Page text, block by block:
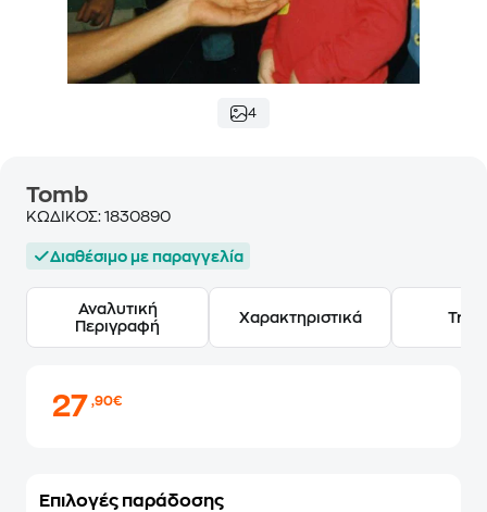
4
Tomb
ΚΩΔΙΚΟΣ: 1830890
Διαθέσιμο με παραγγελία
Αναλυτική
Περιγραφή
Χαρακτηριστικά
27,90€
Επιλογές παράδοσης